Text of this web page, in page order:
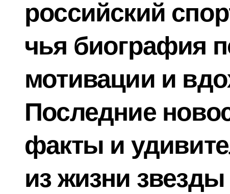
российский
чья биография
мотивации и
Последние
факты и
из жизни